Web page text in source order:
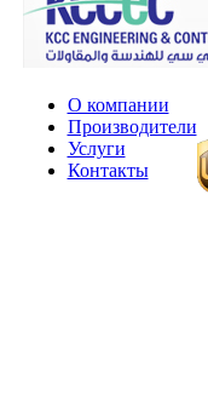
О компании
Производители
Услуги
Контакты